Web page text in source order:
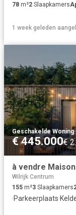
78 m²2 Slaapkamers
1 week geleden
Geschakelde Woning·
€ 445.000€
à vendre
Wilrijk Centrum
155 m²3 Slaapkamers
·Parkeerplaats·